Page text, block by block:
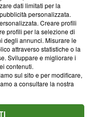
Frasca, 3 - 6900
dati limitati per la
personalizzata.
Creare profili
profili per la selezione di
degli annunci. Misurare le
attraverso statistiche o la
Sviluppare e migliorare i
contenuti.
sul sito e per modificare,
a consultare la nostra